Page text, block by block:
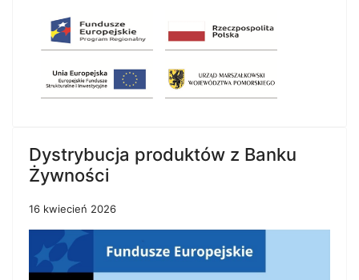
Dystrybucja produktów z Banku
Żywności
16 kwiecień 2026